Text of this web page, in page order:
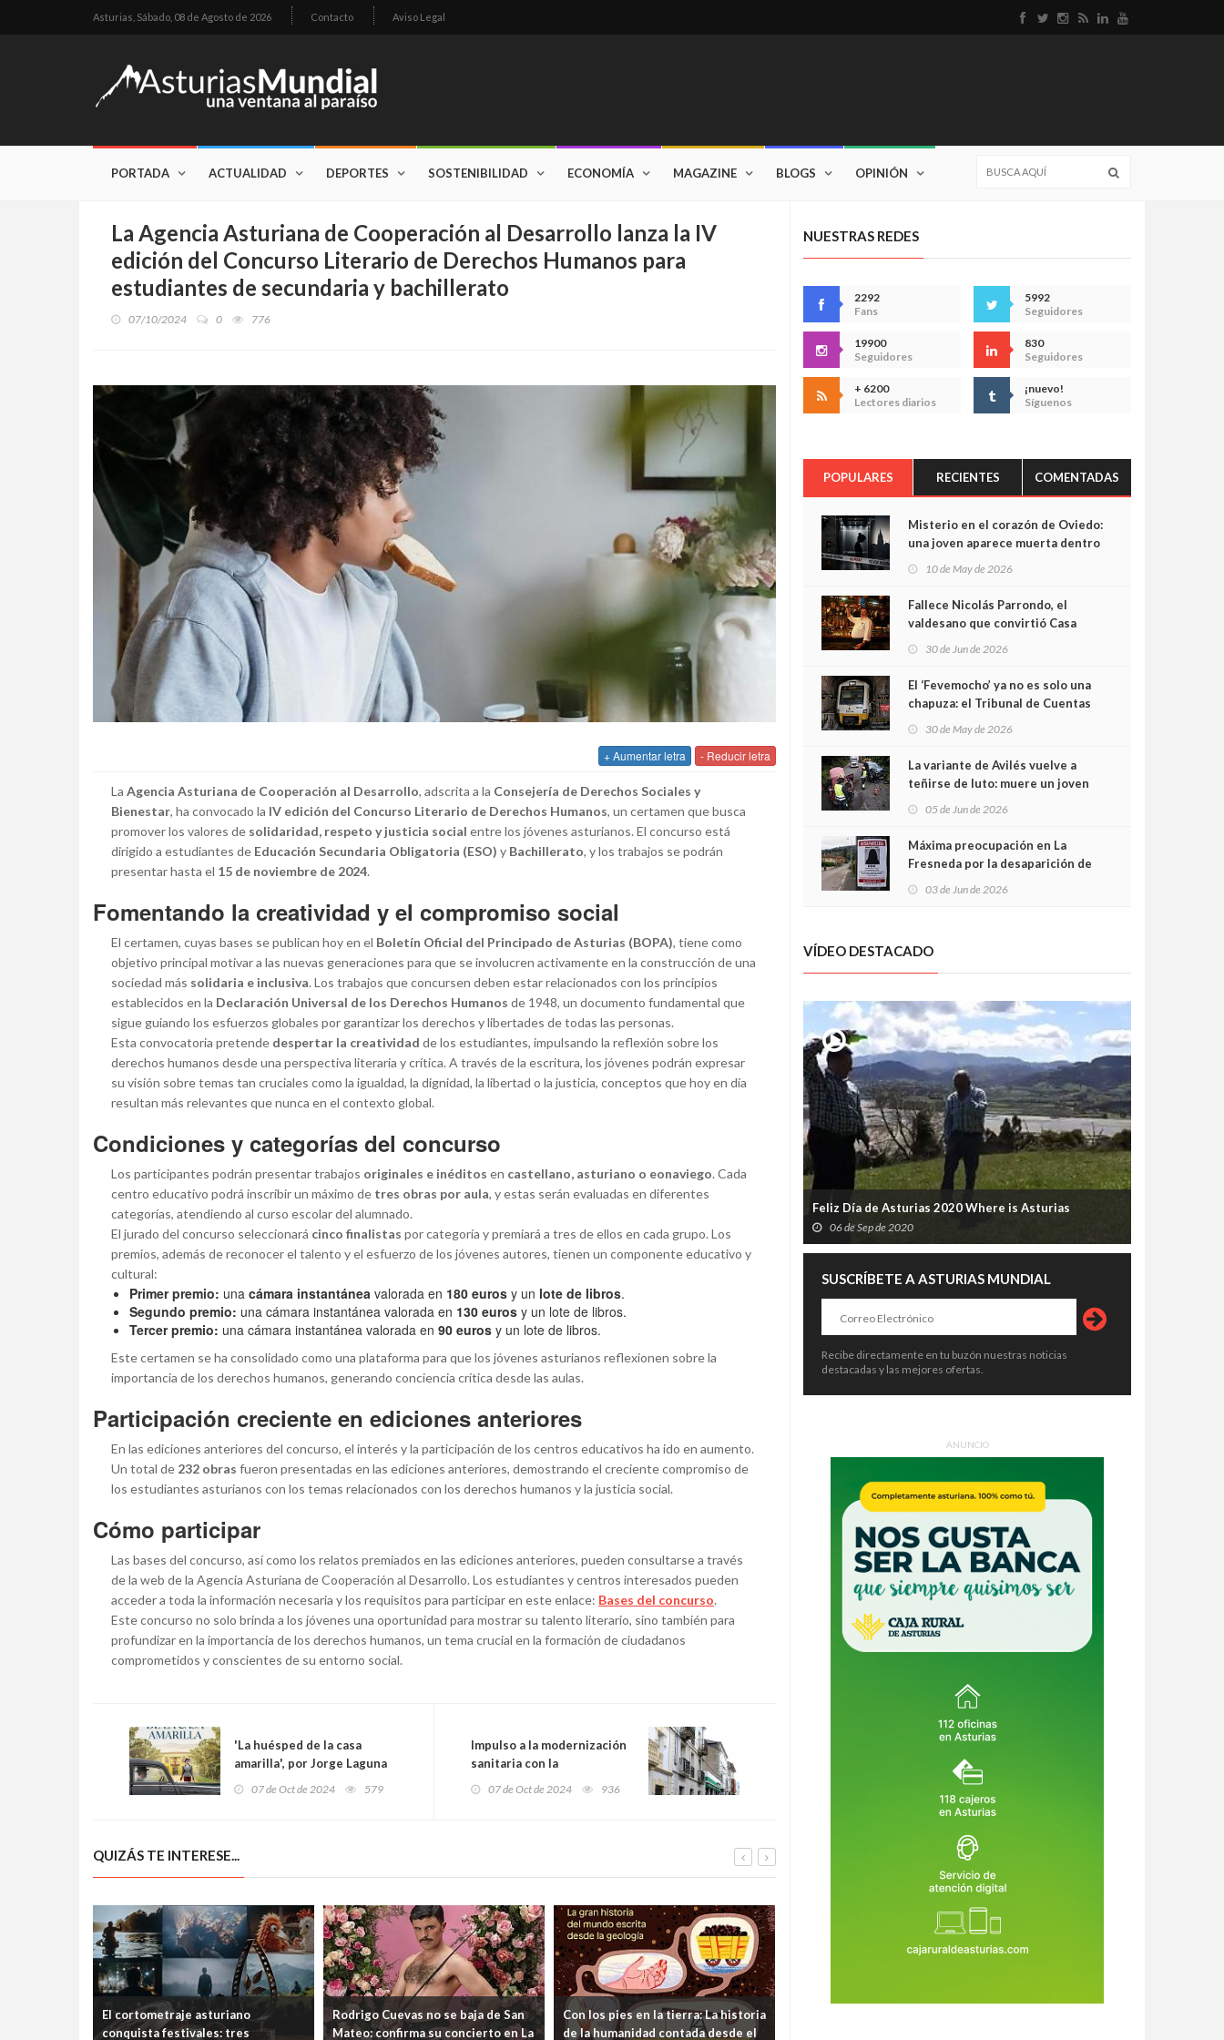
Asturias, Sábado, 08 de Agosto de 2026 Contacto Aviso Legal
PORTADA ACTUALIDAD DEPORTES SOSTENIBILIDAD ECONOMÍA MAGAZINE BLOGS OPINIÓN
La Agencia Asturiana de Cooperación al Desarrollo lanza la IV
edición del Concurso Literario de Derechos Humanos para
estudiantes de secundaria y bachillerato
07/10/2024 0 776
+ Aumentar letra - Reducir letra
La Agencia Asturiana de Cooperación al Desarrollo, adscrita a la Consejería de Derechos Sociales y
Bienestar, ha convocado la IV edición del Concurso Literario de Derechos Humanos, un certamen que busca
promover los valores de solidaridad, respeto y justicia social entre los jóvenes asturianos. El concurso está
dirigido a estudiantes de Educación Secundaria Obligatoria (ESO) y Bachillerato, y los trabajos se podrán
presentar hasta el 15 de noviembre de 2024.
Fomentando la creatividad y el compromiso social
El certamen, cuyas bases se publican hoy en el Boletín Oficial del Principado de Asturias (BOPA), tiene como
objetivo principal motivar a las nuevas generaciones para que se involucren activamente en la construcción de una
sociedad más solidaria e inclusiva. Los trabajos que concursen deben estar relacionados con los principios
establecidos en la Declaración Universal de los Derechos Humanos de 1948, un documento fundamental que
sigue guiando los esfuerzos globales por garantizar los derechos y libertades de todas las personas.
Esta convocatoria pretende despertar la creatividad de los estudiantes, impulsando la reflexión sobre los
derechos humanos desde una perspectiva literaria y crítica. A través de la escritura, los jóvenes podrán expresar
su visión sobre temas tan cruciales como la igualdad, la dignidad, la libertad o la justicia, conceptos que hoy en día
resultan más relevantes que nunca en el contexto global.
Condiciones y categorías del concurso
Los participantes podrán presentar trabajos originales e inéditos en castellano, asturiano o eonaviego. Cada
centro educativo podrá inscribir un máximo de tres obras por aula, y estas serán evaluadas en diferentes
categorías, atendiendo al curso escolar del alumnado.
El jurado del concurso seleccionará cinco finalistas por categoría y premiará a tres de ellos en cada grupo. Los
premios, además de reconocer el talento y el esfuerzo de los jóvenes autores, tienen un componente educativo y
cultural:
Primer premio: una cámara instantánea valorada en 180 euros y un lote de libros.
Segundo premio: una cámara instantánea valorada en 130 euros y un lote de libros.
Tercer premio: una cámara instantánea valorada en 90 euros y un lote de libros.
Este certamen se ha consolidado como una plataforma para que los jóvenes asturianos reflexionen sobre la
importancia de los derechos humanos, generando conciencia crítica desde las aulas.
Participación creciente en ediciones anteriores
En las ediciones anteriores del concurso, el interés y la participación de los centros educativos ha ido en aumento.
Un total de 232 obras fueron presentadas en las ediciones anteriores, demostrando el creciente compromiso de
los estudiantes asturianos con los temas relacionados con los derechos humanos y la justicia social.
Cómo participar
Las bases del concurso, así como los relatos premiados en las ediciones anteriores, pueden consultarse a través
de la web de la Agencia Asturiana de Cooperación al Desarrollo. Los estudiantes y centros interesados pueden
acceder a toda la información necesaria y los requisitos para participar en este enlace: Bases del concurso.
Este concurso no solo brinda a los jóvenes una oportunidad para mostrar su talento literario, sino también para
profundizar en la importancia de los derechos humanos, un tema crucial en la formación de ciudadanos
comprometidos y conscientes de su entorno social.
'La huésped de la casa
amarilla', por Jorge Laguna
07 de Oct de 2024 579
Impulso a la modernización
sanitaria con la
construcción de nuevos
07 de Oct de 2024 936
QUIZÁS TE INTERESE...
El cortometraje asturiano
conquista festivales: tres
Rodrigo Cuevas no se baja de San
Mateo: confirma su concierto en La
Con los pies en la tierra: La historia
de la humanidad contada desde el
NUESTRAS REDES
2292
Fans
5992
Seguidores
19900
Seguidores
830
Seguidores
+ 6200
Lectores diarios
¡nuevo!
Síguenos
POPULARES RECIENTES COMENTADAS
Misterio en el corazón de Oviedo:
una joven aparece muerta dentro
cámaras captan sus últimos
minutos
10 de May de 2026
Fallece Nicolás Parrondo, el
valdesano que convirtió Casa
30 de Jun de 2026
El ‘Fevemocho’ ya no es solo una
chapuza: el Tribunal de Cuentas
sobrecoste de los trenes que no
cabían por los túneles
30 de May de 2026
La variante de Avilés vuelve a
teñirse de luto: muere un joven
05 de Jun de 2026
Máxima preocupación en La
Fresneda por la desaparición de
03 de Jun de 2026
VÍDEO DESTACADO
Feliz Día de Asturias 2020 Where is Asturias
06 de Sep de 2020
SUSCRÍBETE A ASTURIAS MUNDIAL
Recibe directamente en tu buzón nuestras noticias
destacadas y las mejores ofertas.
ANUNCIO